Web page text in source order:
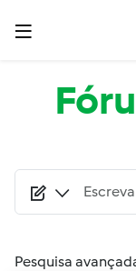
Passar para o
Pesquisa